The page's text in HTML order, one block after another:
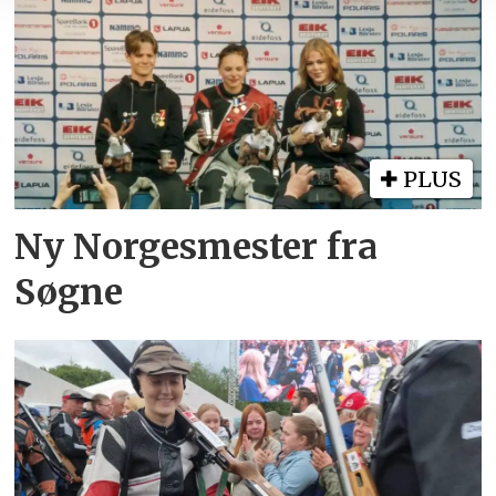
PLUS
Ny Norgesmester fra
Søgne